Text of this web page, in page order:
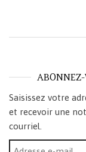
ABONNEZ-
Saisissez votre
et recevoir une
courriel.
Adresse e-mail